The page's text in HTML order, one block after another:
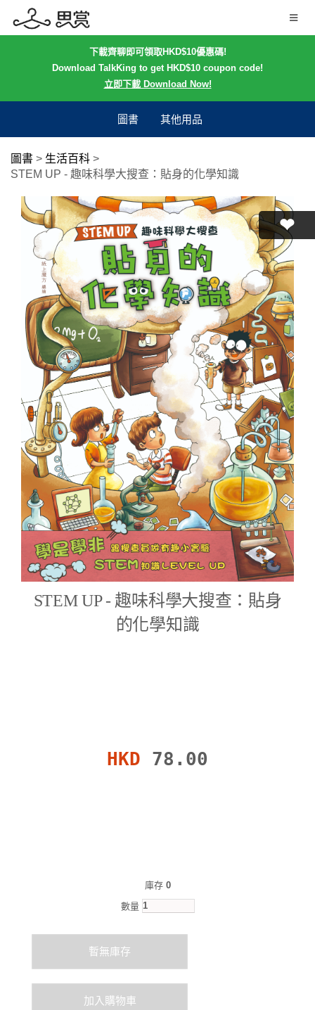
下載齊聊即可領取HKD$10優惠碼!
Download TalkKing to get HKD$10 coupon code!
立即下載 Download Now!
圖書 其他用品
圖書 > 生活百科 >
STEM UP - 趣味科學大搜查：貼身的化學知識
STEM UP - 趣味科學大搜查：貼身
的化學知識
HKD 78.00
庫存 0
數量